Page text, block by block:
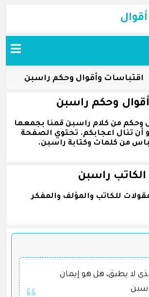
اقتباسات وأقوال وحكم راسبن
وحكم راسبن
وحكم من كلام راسبن قمنا بجمعها
أن تنال اعجابكم. تحتوي الصفحة
راسبن
للكاتب والمؤلف والمفكر
لا يطبق، هل هو إيمان